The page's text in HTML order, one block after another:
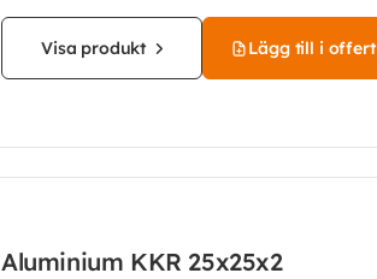
Visa produkt Lägg till i offert
Aluminium KKR 25x25x2